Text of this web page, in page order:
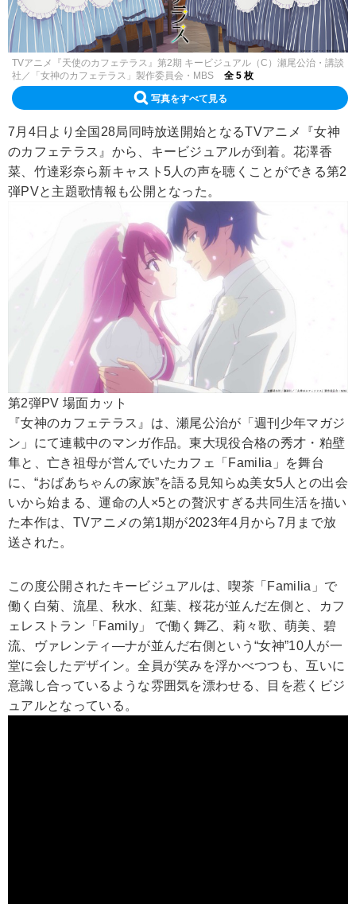
TVアニメ『天使のカフェテラス』第2期 キービジュアル（C）瀬尾公治・講談
社／「女神のカフェテラス」製作委員会・MBS
全 5 枚
写真をすべて見る
7月4日より全国28局同時放送開始となるTVアニメ『女神
のカフェテラス』から、キービジュアルが到着。花澤香
菜、竹達彩奈ら新キャスト5人の声を聴くことができる第2
弾PVと主題歌情報も公開となった。
第2弾PV 場面カット
『女神のカフェテラス』は、瀬尾公治が「週刊少年マガジ
ン」にて連載中のマンガ作品。東大現役合格の秀才・粕壁
隼と、亡き祖母が営んでいたカフェ「Familia」を舞台
に、“おばあちゃんの家族”を語る見知らぬ美女5人との出会
いから始まる、運命の人×5との贅沢すぎる共同生活を描い
た本作は、TVアニメの第1期が2023年4月から7月まで放
送された。
この度公開されたキービジュアルは、喫茶「Familia」で
働く白菊、流星、秋水、紅葉、桜花が並んだ左側と、カフ
ェレストラン「Family」 で働く舞乙、莉々歌、萌美、碧
流、ヴァレンティ―ナが並んだ右側という“女神”10人が一
堂に会したデザイン。全員が笑みを浮かべつつも、互いに
意識し合っているような雰囲気を漂わせる、目を惹くビジ
ュアルとなっている。